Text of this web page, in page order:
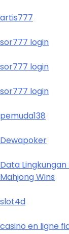
artis777
sor777 login
sor777 login
sor777 login
pemuda138
Dewapoker
Data Lingkungan
Mahjong Wins
slot4d
casino en ligne